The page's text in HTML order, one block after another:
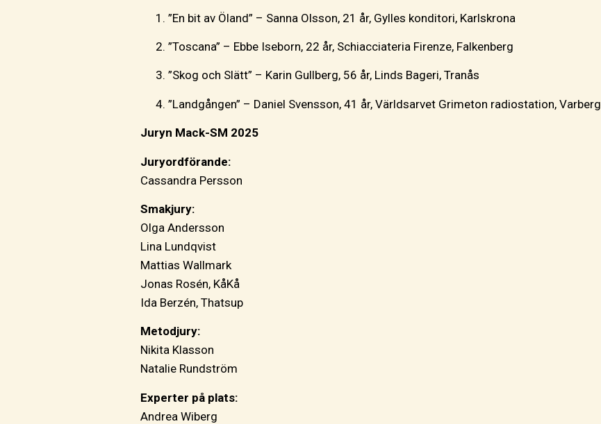
”En bit av Öland” – Sanna Olsson, 21 år, Gylles konditori, Karlskrona
”Toscana” – Ebbe Iseborn, 22 år, Schiacciateria Firenze, Falkenberg
”Skog och Slätt” – Karin Gullberg, 56 år, Linds Bageri, Tranås
”Landgången” – Daniel Svensson, 41 år, Världsarvet Grimeton radiostation, Varberg
Juryn Mack-SM 2025
Juryordförande:
Cassandra Persson
Smakjury:
Olga Andersson
Lina Lundqvist
Mattias Wallmark
Jonas Rosén, KåKå
Ida Berzén, Thatsup
Metodjury:
Nikita Klasson
Natalie Rundström
Experter på plats:
Andrea Wiberg